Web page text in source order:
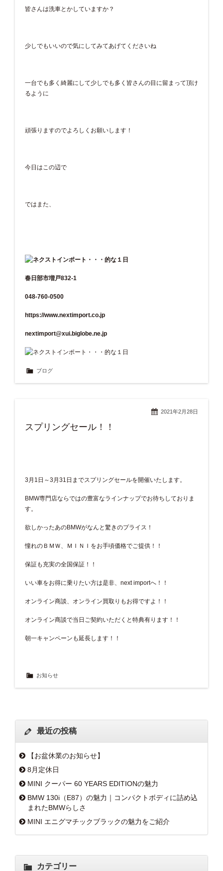
皆さんは洗車とかしていますか？
少しでもいいので気にしてみてあげてくださいね
一台でも多く綺麗にして少しでも多く皆さんの目に留まって頂け
るように
頑張りますのでよろしくお願いします！
今日はこの辺で
ではまた、
春日部市増戸832-1
048-760-0500
https://www.nextimport.co.jp
nextimport@xui.biglobe.ne.jp
ブログ
2021年2月28日
スプリングセール！！
3月1日～3月31日までスプリングセールを開催いたします。
BMW専門店ならではの豊富なラインナップでお待ちしておりま
す。
欲しかったあのBMWがなんと驚きのプライス！
憧れのＢＭＷ、ＭＩＮＩをお手頃価格でご提供！！
保証も充実の全国保証！！
いい車をお得に乗りたい方は是非、next importへ！！
オンライン商談、オンライン買取りもお得ですよ！！
オンライン商談で当日ご契約いただくと特典有ります！！
朝一キャンペーンも延長します！！
お知らせ
最近の投稿
【お盆休業のお知らせ】
8月定休日
MINI クーパー 60 YEARS EDITIONの魅力
BMW 130i（E87）の魅力｜コンパクトボディに詰め込
まれたBMWらしさ
MINI エニグマチックブラックの魅力をご紹介
カテゴリー